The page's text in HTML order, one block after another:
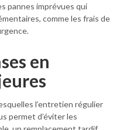
pannes imprévues qui
comme les frais de
en
l’entretien régulier
permet d’éviter les